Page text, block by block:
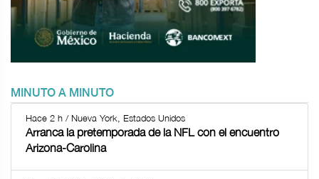
MINUTO A MINUTO
Hace 2 h / Nueva York, Estados Unidos
Arranca la pretemporada de la NFL con el encuentro
Arizona-Carolina